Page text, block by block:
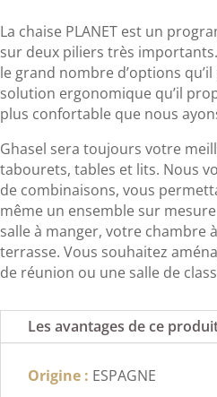
La chaise PLANET est un
sur deux piliers très
le grand nombre d’options
solution ergonomique qu’il
plus confortable que nous
Ghasel sera toujours votre
tabourets, tables et lits. Nous
de combinaisons, vous
même un ensemble sur
salle à manger, votre chambre
terrasse. Vous souhaitez
de réunion ou une salle de
Les avantages de ce
Origine : ESPAGNE